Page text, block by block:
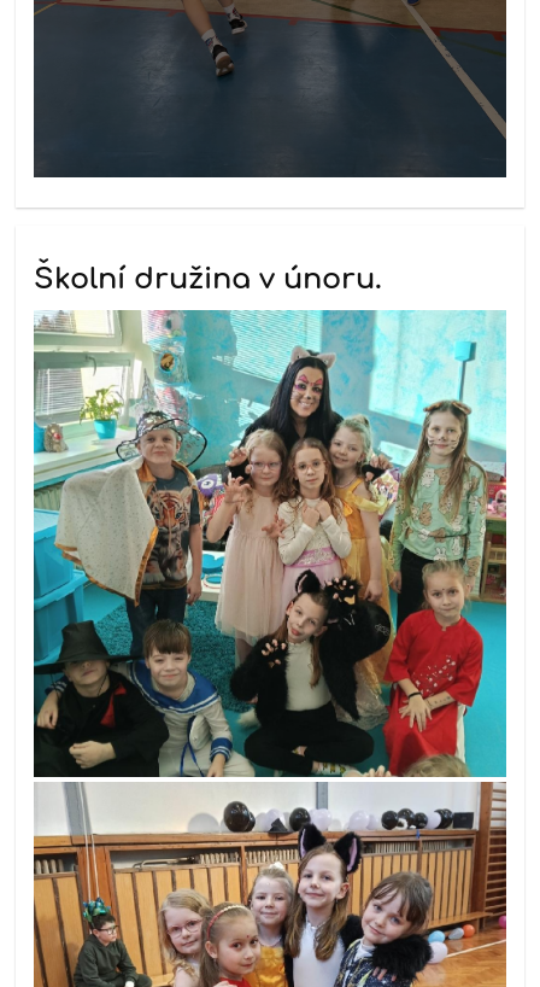
Školní družina v únoru.